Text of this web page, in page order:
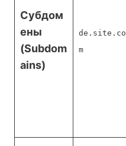
Субдом
ены
(Subdom
ains)
de.site.co
m